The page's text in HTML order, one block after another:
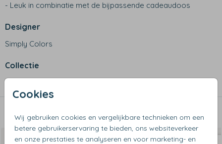
Cookies
Wij gebruiken cookies en vergelijkbare technieken om een
betere gebruikerservaring te bieden, ons websiteverkeer
en onze prestaties te analyseren en voor marketing- en
- Leuk in combinatie met de bijpassende cadeaudoos
Designer
Simply Colors
Collectie
Wenskaarten
Dit vind je misschien ook leuk